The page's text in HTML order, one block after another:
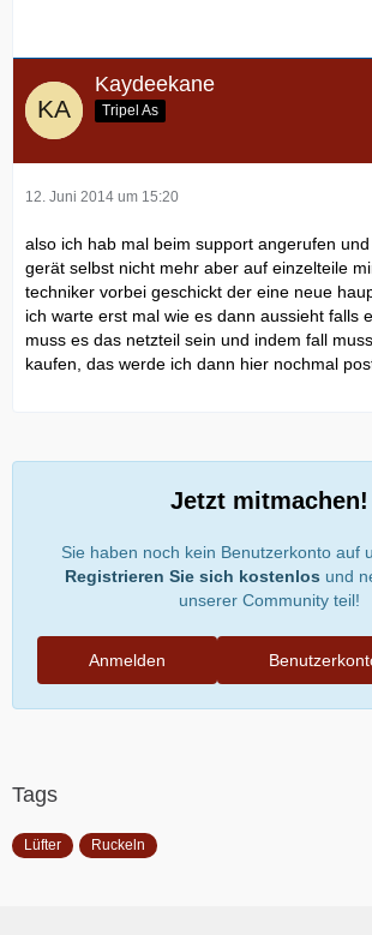
Kaydeekane
Tripel As
12. Juni 2014 um 15:20
also ich hab mal beim support angerufen
gerät selbst nicht mehr aber auf einzelteile
techniker vorbei geschickt der eine neue
ich warte erst mal wie es dann aussieht falls
muss es das netzteil sein und indem fall
kaufen, das werde ich dann hier nochmal
Jetzt mitmachen!
Sie haben noch kein Benutzerkonto auf
Registrieren Sie sich kostenlos und
unserer Community teil!
Anmelden
Tags
Lüfter Ruckeln